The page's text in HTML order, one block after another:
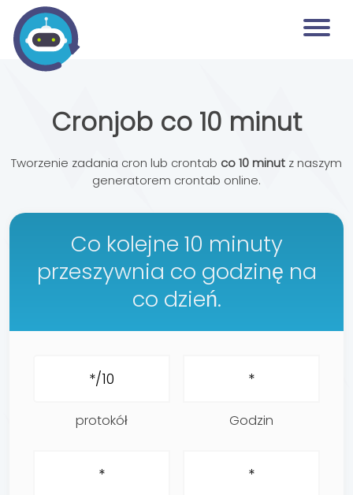
Cronjob co 10 minut
Tworzenie zadania cron lub crontab co 10 minut z naszym
generatorem crontab online.
Co kolejne 10 minuty
przeszywnia co godzinę na
co dzień.
protokół Godzin